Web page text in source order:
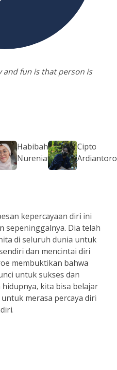
and fun is that person is
Habibah
Nureniati
Cipto
Ardiantoro
kepercayaan diri ini
sepeninggalnya. Dia telah
di seluruh dunia untuk
dan mencintai diri
membuktikan bahwa
untuk sukses dan
kita bisa belajar
merasa percaya diri